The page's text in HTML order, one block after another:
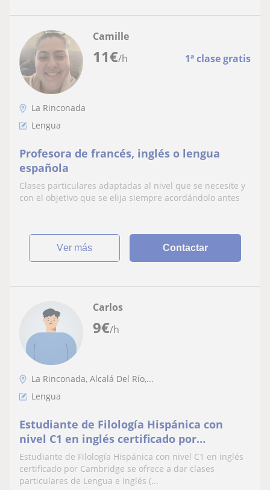
11€/h 1ª clase gratis
Camille
La Rinconada
Lengua
Profesora de francés, inglés o lengua
española
Clases particulares adaptadas al nivel que se necesite y
con el objetivo que se elija siempre acordándolo antes
ver más Contactar
9€/h
Carlos
La Rinconada, Alcalá Del Río,...
Lengua
Estudiante de Filología Hispánica con
nivel C1 en inglés certificado por
Cambridge se ofrece a dar clases
particulares de Lengua e Inglés (B1, B2,
C1) en los niveles de Educación Primaria,
Estudiante de Filología Hispánica con nivel C1 en inglés
certificado por Cambridge se ofrece a dar clases
particulares de Lengua e Inglés (...